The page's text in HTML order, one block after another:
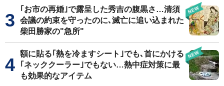
｢お市の再婚｣で露呈した秀吉の腹黒さ…清須
会議の約束を守ったのに､滅亡に追い込まれた
柴田勝家の"急所"
額に貼る｢熱を冷ますシート｣でも､首にかける
｢ネッククーラー｣でもない…熱中症対策に最
も効果的なアイテム